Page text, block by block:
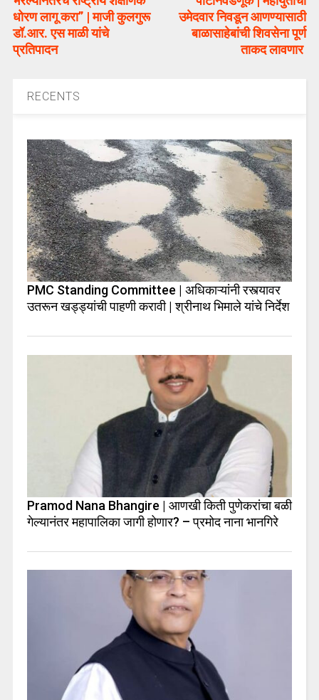
धोरण लागू करा” | माजी कुलगुरू
डॉ.आर. एस माळी यांचे
प्रतिपादन
उमेदवार निवडून आणण्यासाठी
बाळासाहेबांची शिवसेना पूर्ण
ताकद लावणार
RECENTS
PMC Standing Committee | अधिकाऱ्यांनी रस्त्यावर
उतरून खड्ड्यांची पाहणी करावी | श्रीनाथ भिमाले यांचे निर्देश
Pramod Nana Bhangire | आणखी किती पुणेकरांचा बळी
गेल्यानंतर महापालिका जागी होणार? – प्रमोद नाना भानगिरे